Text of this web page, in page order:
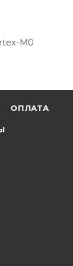
M0
ОПЛАТА